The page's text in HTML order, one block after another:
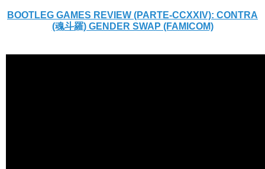
BOOTLEG GAMES REVIEW (PARTE-CCXXIV): CONTRA
(魂斗羅) GENDER SWAP (FAMICOM)